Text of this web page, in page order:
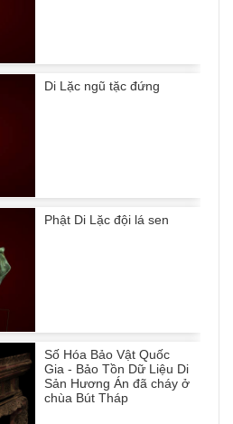
Di Lặc ngũ tặc đứng
Phật Di Lặc đội lá sen
Số Hóa Bảo Vật Quốc
Gia - Bảo Tồn Dữ Liệu Di
Sản Hương Án đã cháy ở
chùa Bút Tháp